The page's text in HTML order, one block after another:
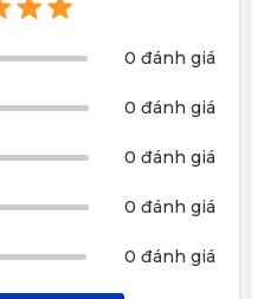
xứng
nâng tầm đẳng cấp cho
với nhiều màu nội thất
điệu cho không gian
0 đánh giá
0 đánh giá
0 đánh giá
0 đánh giá
0 đánh giá